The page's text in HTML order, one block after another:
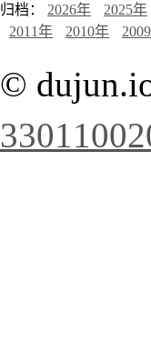
归档： 2026年 2025年
2011年
2010年
©